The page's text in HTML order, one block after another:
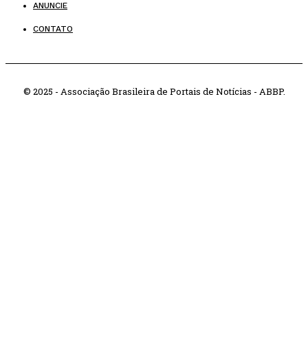
ANUNCIE
CONTATO
© 2025 - Associação Brasileira de Portais de Notícias - ABBP.